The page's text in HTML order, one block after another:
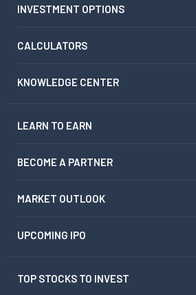
INVESTMENT OPTIONS
CALCULATORS
KNOWLEDGE CENTER
LEARN TO EARN
BECOME A PARTNER
MARKET OUTLOOK
UPCOMING IPO
TOP STOCKS TO INVEST